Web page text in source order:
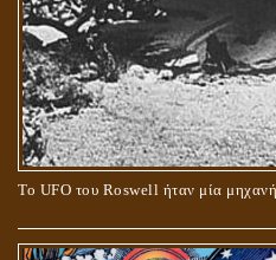
Το UFO του Roswell ήταν μία